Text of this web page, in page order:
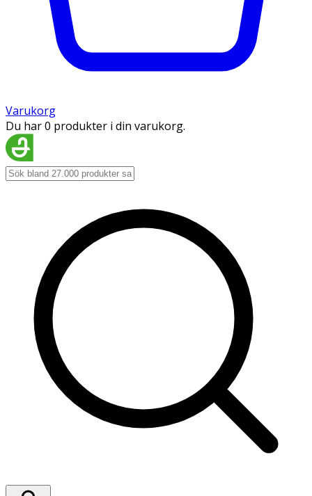
Varukorg
Du har 0 produkter i din varukorg.